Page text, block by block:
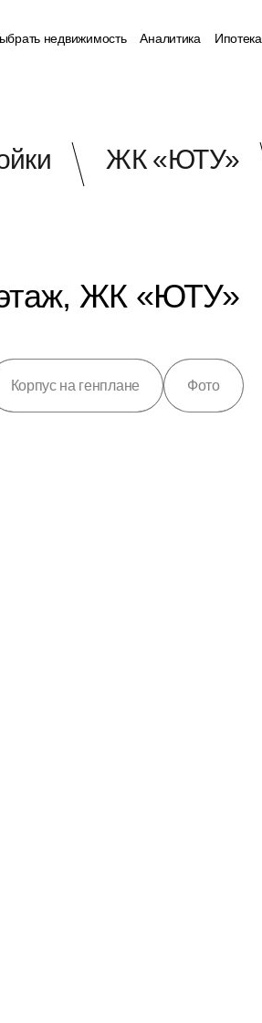
недвижимость Аналитика Ипотека
ЖК «ЮТУ»
ЖК «ЮТУ»
Корпус на генплане Фото